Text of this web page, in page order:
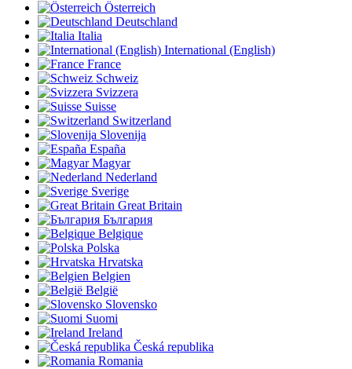
Österreich
Deutschland
Italia
International (English)
France
Schweiz
Svizzera
Suisse
Switzerland
Slovenija
España
Magyar
Nederland
Sverige
Great Britain
България
Belgique
Polska
Hrvatska
Belgien
België
Slovensko
Suomi
Ireland
Česká republika
Romania